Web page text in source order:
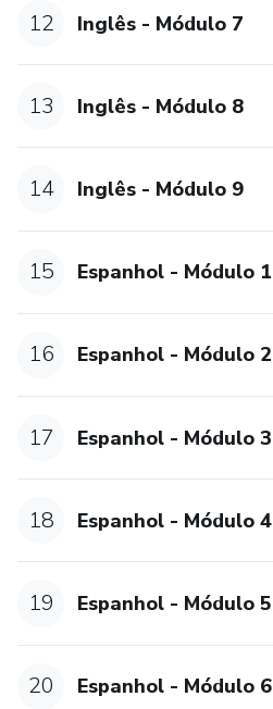
12 Inglês - Módulo 7
13 Inglês - Módulo 8
14 Inglês - Módulo 9
15 Espanhol - Módulo 1
16 Espanhol - Módulo 2
17 Espanhol - Módulo 3
18 Espanhol - Módulo 4
19 Espanhol - Módulo 5
20 Espanhol - Módulo 6